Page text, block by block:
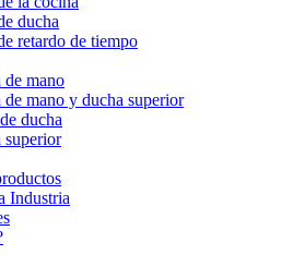
ducha
retardo de tiempo
de mano
de mano y ducha superior
ducha
superior
Industria